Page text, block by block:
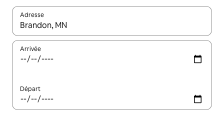
Adresse
Lorsque les résultats s'affichent, utilisez les flèches vers le
Arrivée
Départ